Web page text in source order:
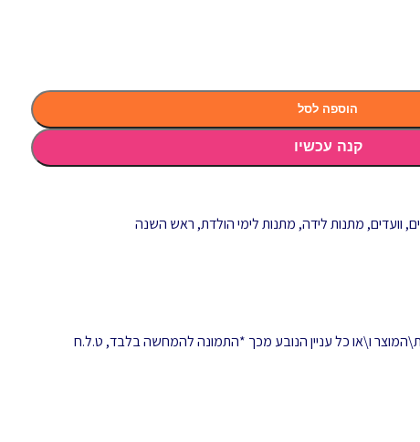
הוספה לסל
קנה עכשיו
וועדים, מתנות לידה, מתנות לימי הולדת, ראש השנה
ו\או כל עניין הנובע מכך *התמונה להמחשה בלבד, ט.ל.ח